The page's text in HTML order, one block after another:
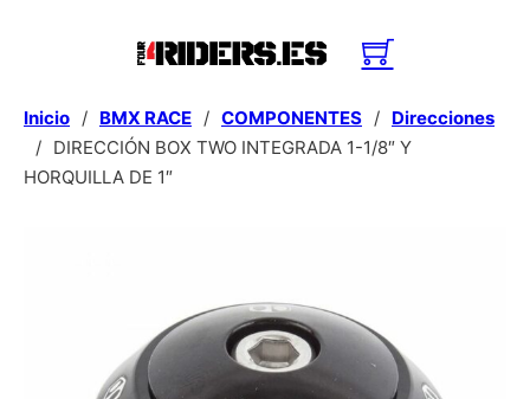
Inicio / BMX RACE / COMPONENTES / Direcciones
/ DIRECCIÓN BOX TWO INTEGRADA 1-1/8″ Y
HORQUILLA DE 1″